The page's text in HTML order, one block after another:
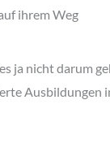
ihrem Weg
ja nicht darum
Ausbildungen